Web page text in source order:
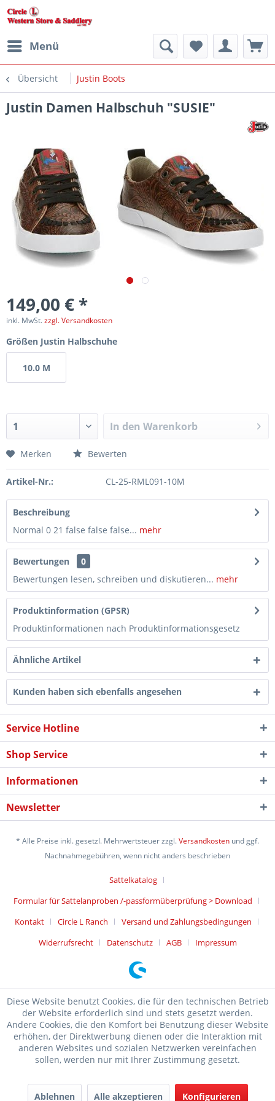
Menü
Übersicht Justin Boots
Justin Damen Halbschuh "SUSIE"
149,00 € *
inkl. MwSt.zzgl. Versandkosten
Größen Justin Halbschuhe
10.0 M
In den Warenkorb
Merken Bewerten
Artikel-Nr.: CL-25-RML091-10M
Beschreibung
Normal 0 21 false false false... mehr
Bewertungen
0
Bewertungen lesen, schreiben und diskutieren... mehr
Produktinformation (GPSR)
Produktinformationen nach Produktinformationsgesetz
Ähnliche Artikel
Kunden haben sich ebenfalls angesehen
Service Hotline
Shop Service
Informationen
Newsletter
* Alle Preise inkl. gesetzl. Mehrwertsteuer zzgl.Versandkosten und ggf.
Nachnahmegebühren, wenn nicht anders beschrieben
Sattelkatalog
Formular für Sattelanproben /-passformüberprüfung > Download
Kontakt
Circle L Ranch
Versand und Zahlungsbedingungen
Widerrufsrecht
Datenschutz AGB Impressum
Diese Website benutzt Cookies, die für den technischen Betrieb
der Website erforderlich sind und stets gesetzt werden.
Andere Cookies, die den Komfort bei Benutzung dieser Website
erhöhen, der Direktwerbung dienen oder die Interaktion mit
anderen Websites und sozialen Netzwerken vereinfachen
sollen, werden nur mit Ihrer Zustimmung gesetzt.
Ablehnen Alle akzeptieren Konfigurieren